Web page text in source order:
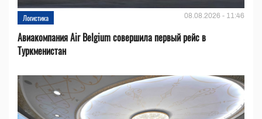
Логистика 08.08.2026 - 11:46
Авиакомпания Air Belgium совершила первый рейс в
Туркменистан